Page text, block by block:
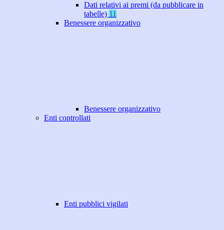
Dati relativi ai premi (da pubblicare in
tabelle) 11
Benessere organizzativo
Benessere organizzativo
Enti controllati
Enti pubblici vigilati